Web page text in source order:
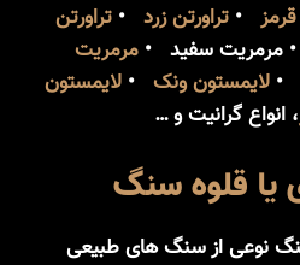
• تراورتن زرد • تراورتن
• مرمریت سفید • مرمریت
• لایمستون ونک • لایمستون
، انواع گرانیت و …
یا قلوه سنگ
نوعی از سنگ های طبیعی